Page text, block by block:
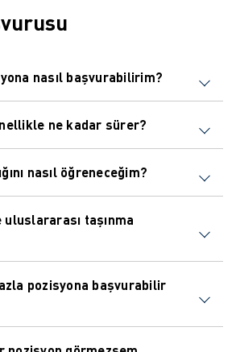
nasıl başvurabilirim?
gidin ve “Şimdi Başvur”
ne kadar sürer?
tüm adaylara başvurularını takiben
yapmayı hedefliyoruz.
nasıl öğreneceğim?
uluslararası taşınma
bağlı olarak uluslararası
olabilir.
pozisyona başvurabilir